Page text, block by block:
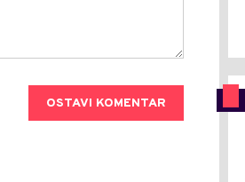
OSTAVI KOMENTAR